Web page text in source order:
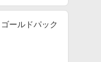
ールドパック